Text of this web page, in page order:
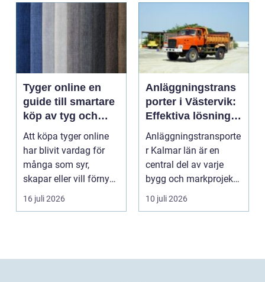
Tyger online en
guide till smartare
köp av tyg och
hemtextil
Att köpa tyger online
har blivit vardag för
många som syr,
skapar eller vill förnya
hemmet utan att ...
16 juli 2026
Anläggningstrans
porter i Västervik:
Effektiva lösningar
för bygg och
markarbete
Anläggningstransporte
r Kalmar län är en
central del av varje
bygg och markprojekt i
o...
10 juli 2026